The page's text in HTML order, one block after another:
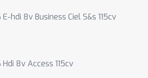
hdi 8v Business Ciel S&s 115cv
8v Access 115cv